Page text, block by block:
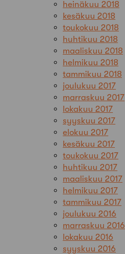
heinäkuu 2018
kesäkuu 2018
toukokuu 2018
huhtikuu 2018
maaliskuu 2018
helmikuu 2018
tammikuu 2018
joulukuu 2017
marraskuu 2017
lokakuu 2017
syyskuu 2017
elokuu 2017
kesäkuu 2017
toukokuu 2017
huhtikuu 2017
maaliskuu 2017
helmikuu 2017
tammikuu 2017
joulukuu 2016
marraskuu 2016
lokakuu 2016
syyskuu 2016